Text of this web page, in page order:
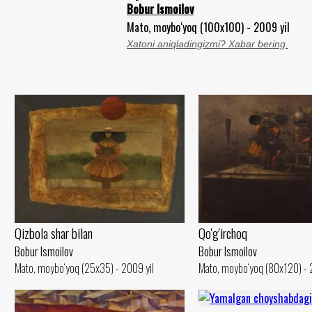
Bobur Ismoilov
Mato, moybo‘yoq (100x100) - 2009 yil
Xatoni aniqladingizmi? Xabar bering.
Qizbola shar bilan
Bobur Ismoilov
Mato, moybo‘yoq (25x35) - 2009 yil
Qo'g'irchoq
Bobur Ismoilov
Mato, moybo‘yoq (80x120)